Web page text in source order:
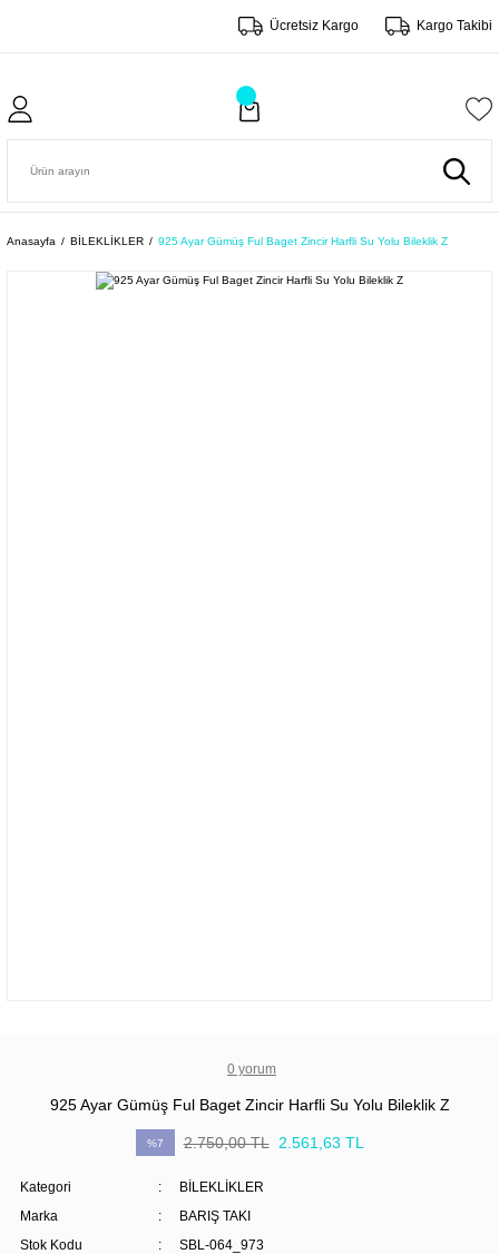
Ücretsiz Kargo Kargo Takibi
Anasayfa BİLEKLİKLER 925 Ayar Gümüş Ful Baget Zincir Harfli Su Yolu Bileklik Z
0 yorum
925 Ayar Gümüş Ful Baget Zincir Harfli Su Yolu Bileklik Z
%7 2.750,00 TL 2.561,63 TL
Kategori
BİLEKLİKLER
Marka
BARIŞ TAKI
Stok Kodu
SBL-064_973